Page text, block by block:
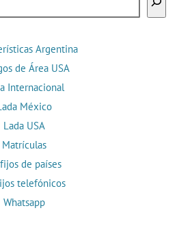
Argentina
de Área USA
Internacional
México
Lada USA
Matrículas
de países
telefónicos
Whatsapp